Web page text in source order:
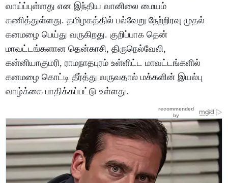
வாய்ப்புள்ளது என இந்திய வானிலை மையம்
கணித்துள்ளது. தமிழகத்தில் பல்வேறு நேற்றிரவு முதல்
கனமழை பெய்து வருகிறது. குறிப்பாக தென்
மாவட்டங்களான தென்காசி, திருநெல்வேலி,
கன்னியாகுமரி, ராமநாதபுரம் உள்ளிட்ட மாவட்டங்களில்
கனமழை கொட்டி தீர்த்து வருவதால் மக்களின் இயல்பு
வாழ்க்கை பாதிக்கப்பட்டு உள்ளது.